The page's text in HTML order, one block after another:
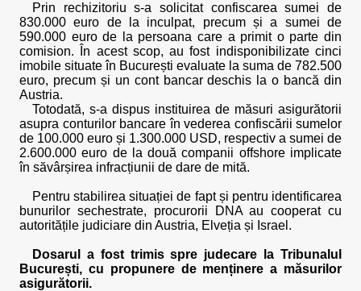
Prin rechizitoriu s-a solicitat confiscarea sumei de
830.000 euro de la inculpat, precum și a sumei de
590.000 euro de la persoana care a primit o parte din
comision. În acest scop, au fost indisponibilizate cinci
imobile situate în București evaluate la suma de 782.500
euro, precum și un cont bancar deschis la o bancă din
Austria.
Totodată, s-a dispus instituirea de măsuri asigurătorii
asupra conturilor bancare în vederea confiscării sumelor
de 100.000 euro și 1.300.000 USD, respectiv a sumei de
2.600.000 euro de la două companii offshore implicate
în săvârșirea infracțiunii de dare de mită.
Pentru stabilirea situației de fapt și pentru identificarea
bunurilor sechestrate, procurorii DNA au cooperat cu
autoritățile judiciare din Austria, Elveția și Israel.
Dosarul a fost trimis spre judecare la Tribunalul
București, cu propunere de menținere a măsurilor
asigurătorii.